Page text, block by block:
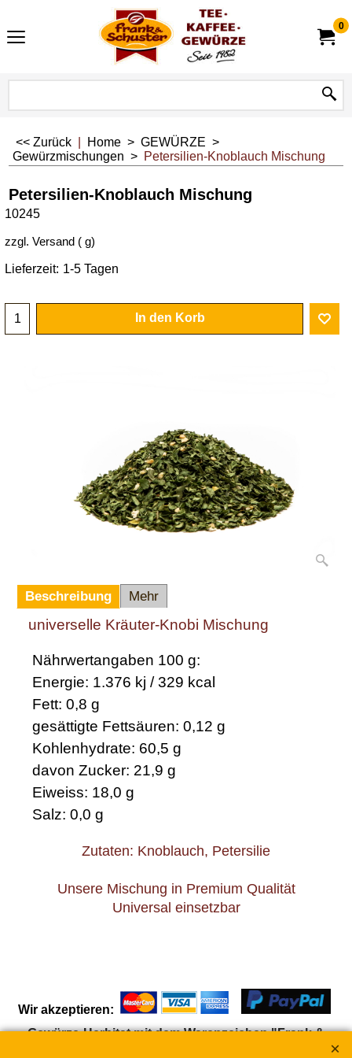
0
<< Zurück Home > GEWÜRZE >
Gewürzmischungen > Petersilien-Knoblauch Mischung
Petersilien-Knoblauch Mischung
10245
zzgl. Versand g
Lieferzeit: 1-5 Tagen
In den Korb
Beschreibung Mehr
universelle Kräuter-Knobi Mischung
Nährwertangaben 100 g:
Energie: 1.376 kj / 329 kcal
Fett: 0,8 g
gesättigte Fettsäuren: 0,12 g
Kohlenhydrate: 60,5 g
davon Zucker: 21,9 g
Eiweiss: 18,0 g
Salz: 0,0 g
Zutaten: Knoblauch, Petersilie
Unsere Mischung in Premium Qualität
Universal einsetzbar
Wir akzeptieren:
Gewürze-Herbitat mit dem Warenzeichen "Frank &